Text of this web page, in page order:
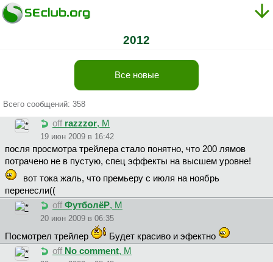
2012
Все новые
Всего сообщений: 358
off razzzor, М
19 июн 2009 в 16:42
посля просмотра трейлера стало понятно, что 200 лямов
потрачено не в пустую, спец эффекты на высшем уровне!
вот тока жаль, что премьеру с июля на ноябрь
перенесли((
off ФутболёР, М
20 июн 2009 в 06:35
Посмотрел трейлер
Будет красиво и эфектно
off No comment, М